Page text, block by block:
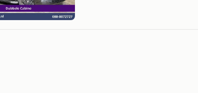
Vans
Bezoek website